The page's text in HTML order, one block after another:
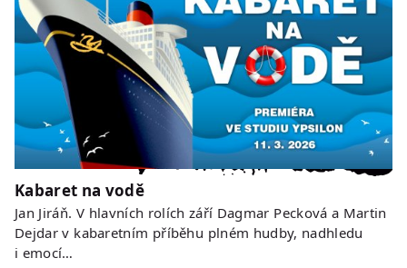
Kabaret na vodě
Jan Jiráň. V hlavních rolích září Dagmar Pecková a Martin
Dejdar v kabaretním příběhu plném hudby, nadhledu
i emocí…